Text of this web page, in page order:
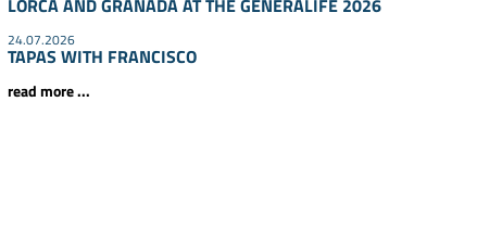
LORCA AND GRANADA AT THE GENERALIFE 2026
24.07.2026
TAPAS WITH FRANCISCO
read more ...